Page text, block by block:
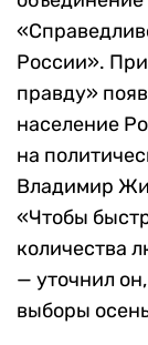
России».
правду»
население
на
Владимир
«Чтобы
количества
— уточнил
выборы